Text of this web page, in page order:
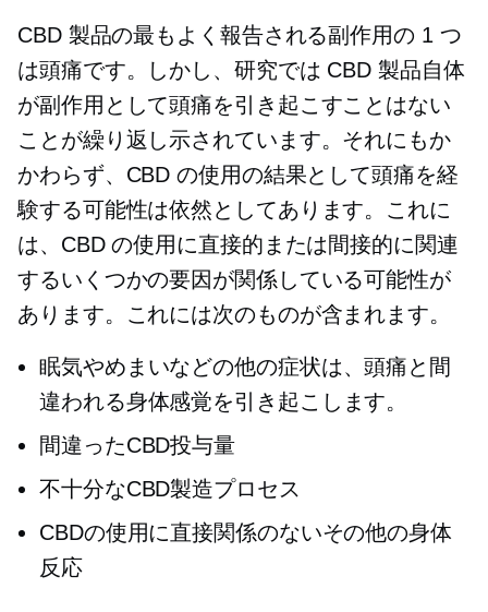
CBD 製品の最もよく報告される副作用の 1 つ
は頭痛です。しかし、研究では CBD 製品自体
が副作用として頭痛を引き起こすことはない
ことが繰り返し示されています。それにもか
かわらず、CBD の使用の結果として頭痛を経
験する可能性は依然としてあります。これに
は、CBD の使用に直接的または間接的に関連
するいくつかの要因が関係している可能性が
あります。これには次のものが含まれます。
眠気やめまいなどの他の症状は、頭痛と間
違われる身体感覚を引き起こします。
間違ったCBD投与量
不十分なCBD製造プロセス
CBDの使用に直接関係のないその他の身体
反応